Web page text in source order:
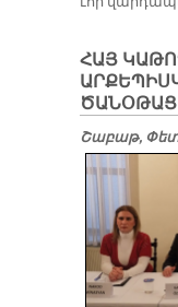
ՀԱՅ
Շաբաթ,